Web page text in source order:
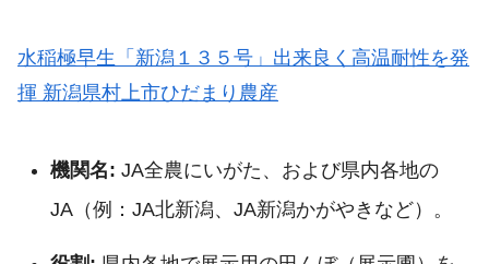
水稲極早生「新潟１３５号」出来良く高温耐性を発
揮 新潟県村上市ひだまり農産
機関名: JA全農にいがた、および県内各地の
JA（例：JA北新潟、JA新潟かがやきなど）。